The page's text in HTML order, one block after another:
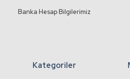
Banka Hesap Bilgilerimiz
Kategoriler